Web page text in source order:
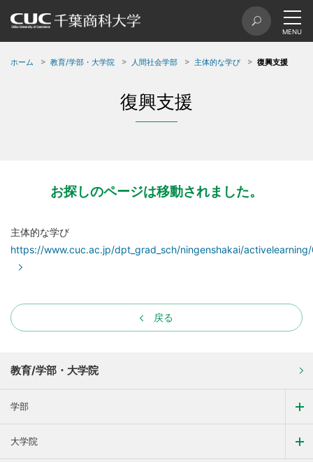
ホーム 教育/学部・大学院 人間社会学部 主体的な学び 復興支援
復興支援
お探しのページは移動されました。
主体的な学び
https://www.cuc.ac.jp/dpt_grad_sch/ningenshakai/
戻る
教育/学部・大学院
学部
大学院